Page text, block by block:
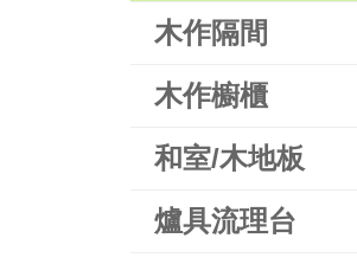
木作隔間
木作櫥櫃
和室/木地板
爐具流理台